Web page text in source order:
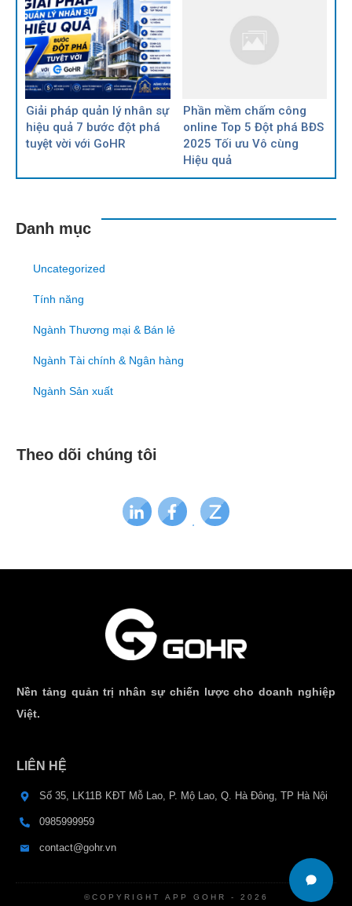
Giải pháp quản lý nhân sự
hiệu quả 7 bước đột phá
tuyệt vời với GoHR
Phần mềm chấm công
online Top 5 Đột phá BĐS
2025 Tối ưu Vô cùng
Hiệu quả
Danh mục
Uncategorized
Tính năng
Ngành Thương mại & Bán lẻ
Ngành Tài chính & Ngân hàng
Ngành Sản xuất
Theo dõi chúng tôi
Nền tảng quản trị nhân sự chiến lược cho doanh nghiệp
Việt.
LIÊN HỆ
Số 35, LK11B KĐT Mỗ Lao, P. Mộ Lao, Q. Hà Đông, TP Hà Nội
0985999959
contact@gohr.vn
©COPYRIGHT APP GOHR - 2026